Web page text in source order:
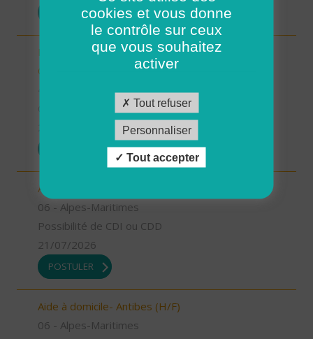
POSTULER
Responsable de secteur sur Noyers sur Cher -
CDD 2 mois Temps Plein (H/F)
41 - Loir-et-Cher
Aide à domicile - Grasse (H/F)
06 - Alpes-Maritimes
Possibilité de CDI ou CDD
21/07/2026
POSTULER
Aide à domicile- Antibes (H/F)
06 - Alpes-Maritimes
cookies et vous donne
le contrôle sur ceux
que vous souhaitez
activer
Tout refuser
Personnaliser
Tout accepter